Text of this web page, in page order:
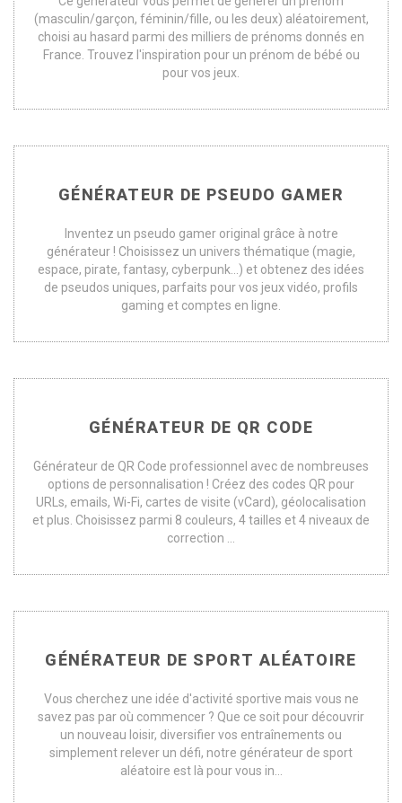
(masculin/garçon, féminin/fille, ou les deux) aléatoirement,
choisi au hasard parmi des milliers de prénoms donnés en
France. Trouvez l'inspiration pour un prénom de bébé ou
pour vos jeux.
GÉNÉRATEUR DE PSEUDO GAMER
Inventez un pseudo gamer original grâce à notre
générateur ! Choisissez un univers thématique (magie,
espace, pirate, fantasy, cyberpunk...) et obtenez des idées
de pseudos uniques, parfaits pour vos jeux vidéo, profils
gaming et comptes en ligne.
GÉNÉRATEUR DE QR CODE
Générateur de QR Code professionnel avec de nombreuses
options de personnalisation ! Créez des codes QR pour
URLs, emails, Wi-Fi, cartes de visite (vCard), géolocalisation
et plus. Choisissez parmi 8 couleurs, 4 tailles et 4 niveaux de
correction ...
GÉNÉRATEUR DE SPORT ALÉATOIRE
Vous cherchez une idée d'activité sportive mais vous ne
savez pas par où commencer ? Que ce soit pour découvrir
un nouveau loisir, diversifier vos entraînements ou
simplement relever un défi, notre générateur de sport
aléatoire est là pour vous in...